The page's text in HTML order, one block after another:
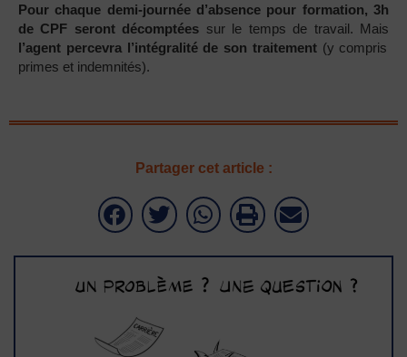
Pour chaque demi-journée d’absence pour formation, 3h
de CPF seront décomptées sur le temps de travail. Mais
l’agent percevra l’intégralité de son traitement(y compris
primes et indemnités).
Partager cet article :